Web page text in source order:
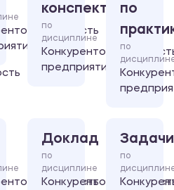
конспект
по
дисциплине
предприятий
по
по
Доклад
по
дисциплине
Задачи
по